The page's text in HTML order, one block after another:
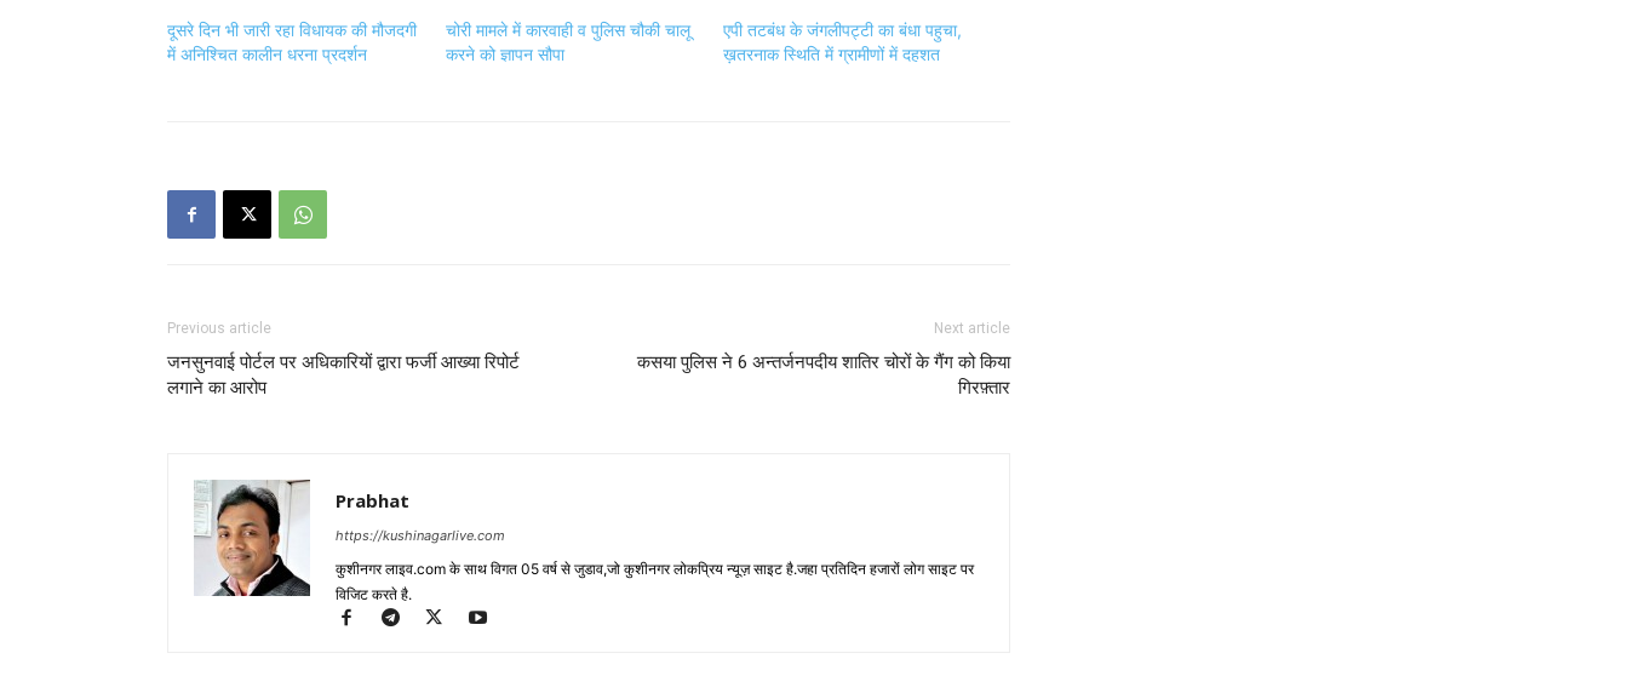
दूसरे दिन भी जारी रहा विधायक की मौजदगी
में अनिश्चित कालीन धरना प्रदर्शन
चोरी मामले में कारवाही व पुलिस चौकी चालू
करने को ज्ञापन सौपा
एपी तटबंध के जंगलीपट्टी का बंधा पहुचा,
ख़तरनाक स्थिति में ग्रामीणों में दहशत
Previous article
जनसुनवाई पोर्टल पर अधिकारियों द्वारा फर्जी आख्या रिपोर्ट
लगाने का आरोप
Next article
कसया पुलिस ने 6 अन्तर्जनपदीय शातिर चोरों के गैंग को किया
गिरफ़्तार
Prabhat
https://kushinagarlive.com
कुशीनगर लाइव.com के साथ विगत 05 वर्ष से जुडाव,जो कुशीनगर लोकप्रिय न्यूज़ साइट है.जहा प्रतिदिन हजारों लोग साइट पर
विजिट करते है.